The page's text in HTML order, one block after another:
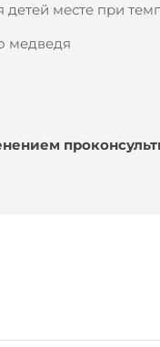
детей месте при
медведя